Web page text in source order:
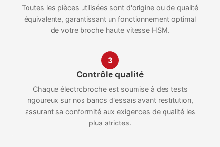
Toutes les pièces utilisées sont d'origine ou de qualité
équivalente, garantissant un fonctionnement optimal
de votre broche haute vitesse HSM.
3
Contrôle qualité
Chaque électrobroche est soumise à des tests
rigoureux sur nos bancs d'essais avant restitution,
assurant sa conformité aux exigences de qualité les
plus strictes.